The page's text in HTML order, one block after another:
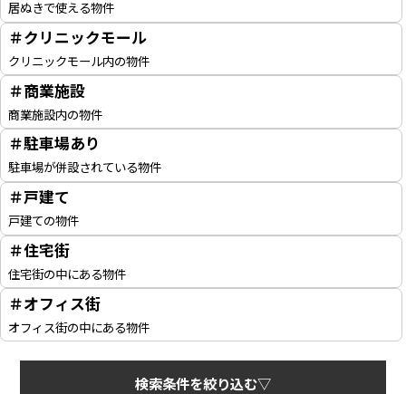
居ぬきで使える物件
＃クリニックモール
クリニックモール内の物件
＃商業施設
商業施設内の物件
＃駐車場あり
駐車場が併設されている物件
＃戸建て
戸建ての物件
＃住宅街
住宅街の中にある物件
＃オフィス街
オフィス街の中にある物件
検索条件を絞り込む▽